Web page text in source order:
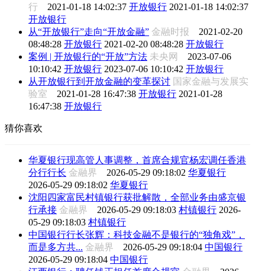
行 2021-01-18 14:02:37 开放银行 2021-01-18 14:02:37
开放银行
从“开放银行”走向“开放金融” 金融时报 2021-02-20
08:48:28 开放银行 2021-02-20 08:48:28 开放银行
案例 | 开放银行的“开放”方法 未央网 2023-07-06
10:10:42 开放银行 2023-07-06 10:10:42 开放银行
从开放银行到开放金融的变革探讨 国家金融与发展实
验室 2021-01-28 16:47:38 开放银行 2021-01-28
16:47:38 开放银行
猜你喜欢
华夏银行现高管人事调整，首席合规官杨宏调任香港
分行行长 金融界 2026-05-29 09:18:02 华夏银行
2026-05-29 09:18:02 华夏银行
沈阳四家富民村镇银行获批解散，全部业务由盛京银
行承接 金融界 2026-05-29 09:18:03 村镇银行 2026-
05-29 09:18:03 村镇银行
中国银行行长张辉：科技金融不是银行的“独角戏”，
而是多方共... 金融界 2026-05-29 09:18:04 中国银行
2026-05-29 09:18:04 中国银行